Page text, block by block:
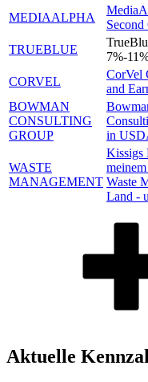
MEDIAALPHA
TRUEBLUE
7%-
CORVEL
CorVel
and
BOWMAN
CONSULTING
GROUP
in
WASTE
MANAGEMENT
Kissigs
Waste
Land -
Aktuelle